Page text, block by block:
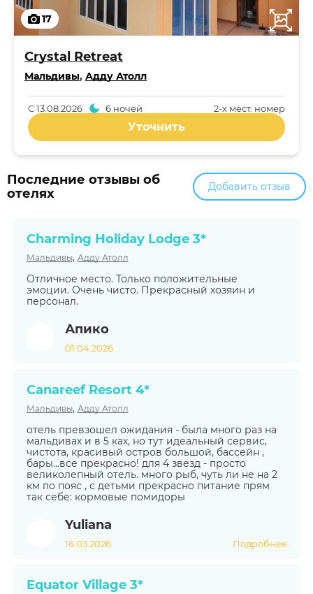
17
Crystal Retreat
Мальдивы, Адду Атолл
2-x мест. номер
С13.08.2026 6 ночей
Уточнить
Последние отзывы об
отелях
Добавить отзыв
Charming Holiday Lodge 3*
Мальдивы, Адду Атолл
Отличное место. Только положительные
эмоции. Очень чисто. Прекрасный хозяин и
персонал.
Апико
01.04.2026
Canareef Resort 4*
Мальдивы, Адду Атолл
отель превзошел ожидания - была много раз на
мальдивах и в 5 ках, но тут идеальный сервис,
чистота, красивый остров большой, бассейн ,
бары...все прекрасно! для 4 звезд - просто
великолепный отель. много рыб, чуть ли не на 2
км по пояс , с детьми прекрасно питание прям
так себе: кормовые помидоры
Yuliana
16.03.2026 Подробнее
Equator Village 3*